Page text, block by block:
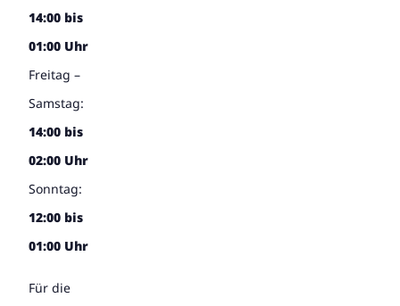
14:00 bis
01:00 Uhr
Freitag –
Samstag:
14:00 bis
02:00 Uhr
Sonntag:
12:00 bis
01:00 Uhr
Für die